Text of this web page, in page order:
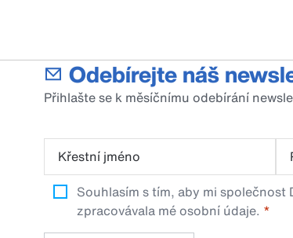
Odebírejte náš
Přihlašte se k měsíčnímu odebírání
Křestní jméno
Souhlasím s tím, aby mi
zpracovávala mé osobní údaje.